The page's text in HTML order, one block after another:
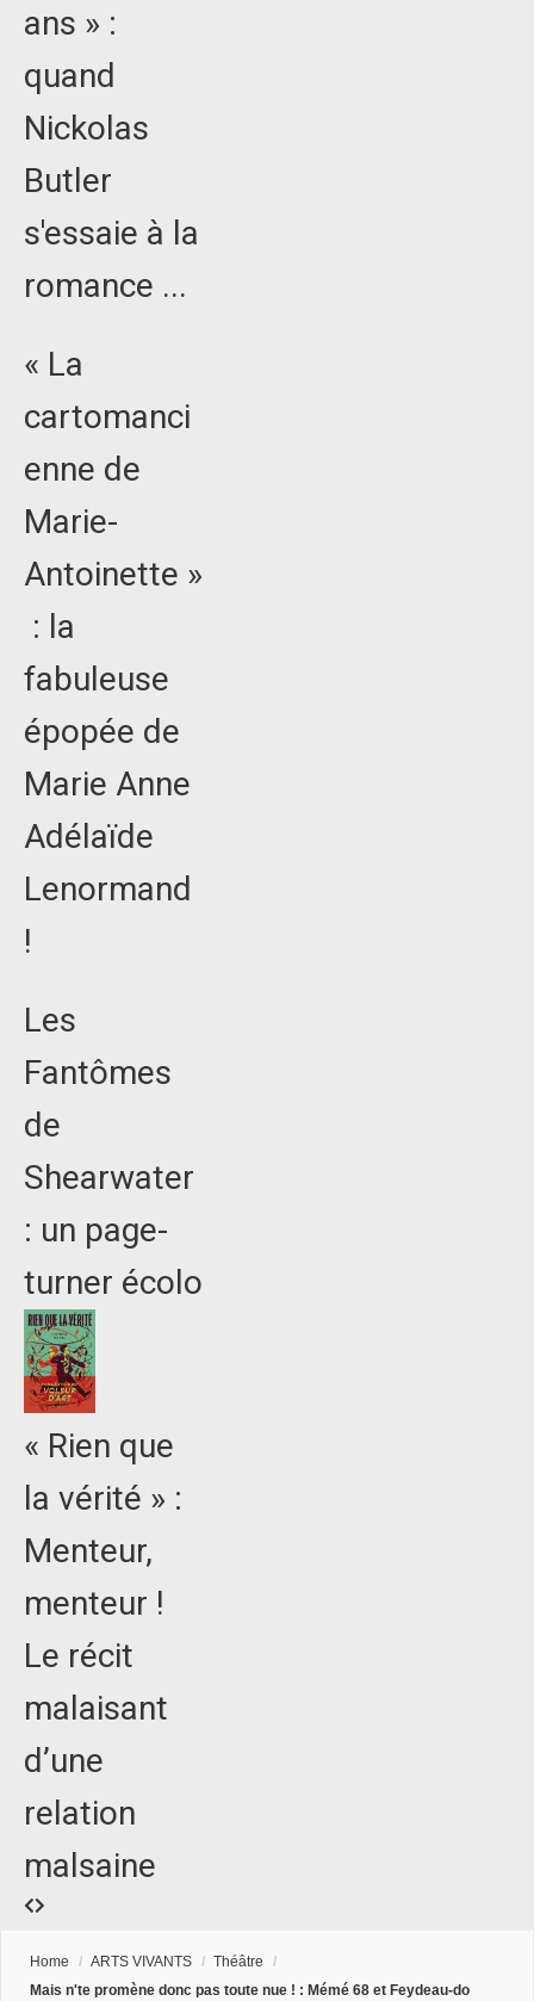
ans » :
quand
Nickolas
Butler
s'essaie à la
romance ...
« La
cartomanci
enne de
Marie-
Antoinette »
: la
fabuleuse
épopée de
Marie Anne
Adélaïde
Lenormand
!
Les
Fantômes
de
Shearwater
: un page-
turner écolo
« Rien que
la vérité » :
Menteur,
menteur !
Le récit
malaisant
d’une
relation
malsaine
Home / ARTS VIVANTS / Théâtre
/
Mais n'te promène donc pas toute nue ! : Mémé 68 et Feydeau-do